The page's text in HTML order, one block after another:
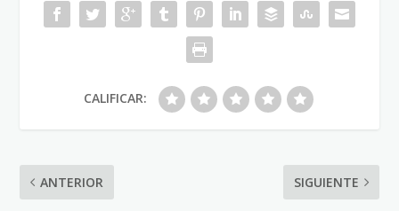
CALIFICAR:
ANTERIOR SIGUIENTE